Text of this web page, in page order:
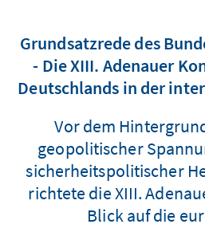
Grundsatzrede des
- Die XIII. Adenauer
Deutschlands in der
Vor dem
geopolitischer
sicherheitspolitischer
richtete die XIII.
Blick auf die